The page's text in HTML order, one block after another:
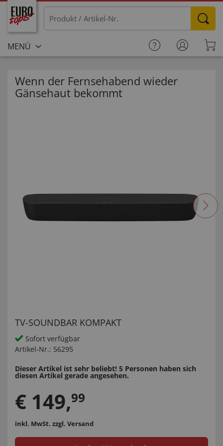
MENÜ
Wenn der Fernsehabend wieder
Gänsehaut bekommt
TV-SOUNDBAR KOMPAKT
Sofort verfügbar
Artikel-Nr.: 56295
Dieser Artikel ist sehr beliebt! 5 Personen haben sich
diesen Artikel gerade angesehen.
€ 149,99
inkl. MwSt. zzgl. Versand